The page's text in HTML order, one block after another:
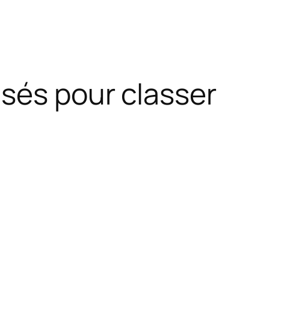
pour classer